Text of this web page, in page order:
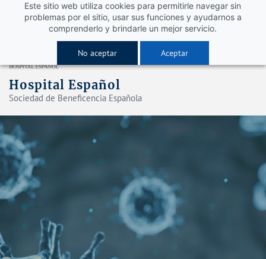
Este sitio web utiliza cookies para permitirle navegar sin
problemas por el sitio, usar sus funciones y ayudarnos a
comprenderlo y brindarle un mejor servicio.
No aceptar Aceptar
Hospital Español
Sociedad de Beneficencia Española